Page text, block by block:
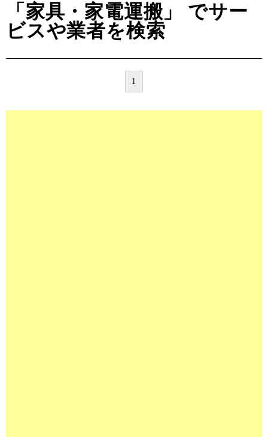
「家具・家電運搬」 でサー
ビスや業者を検索
1